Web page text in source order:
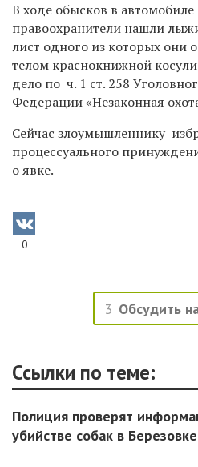
В ходе обысков в
правоохранители нашли
лист одного из которых они
телом краснокнижной
дело по ч. 1 ст. 258
Федерации «Незаконная
Сейчас злоумышленнику
процессуального
о явке.
0
3 Обсудить
Ссылки по теме:
Полиция проверят
убийстве собак в Березовке